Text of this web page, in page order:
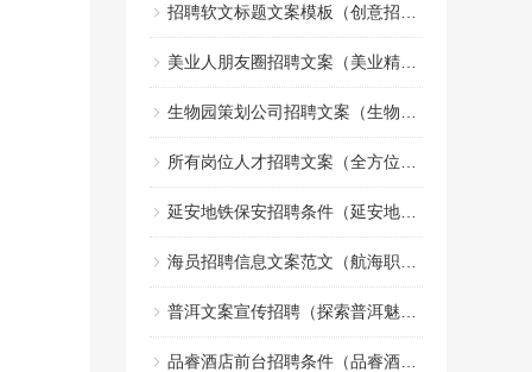
招聘软文标题文案模板（创意招聘文案标题设计指南）
美业人朋友圈招聘文案（美业精英招募令：共创美丽事业的朋友圈）
生物园策划公司招聘文案（生物园策划团队诚邀创意文案加入）
所有岗位人才招聘文案（全方位职位人才招募宣传文案）
延安地铁保安招聘条件（延安地铁安保人员招聘标准）
海员招聘信息文案范文（航海职业机会招募启事文案示例）
普洱文案宣传招聘（探索普洱魅力，诚邀创意宣传人才加盟）
品睿酒店前台招聘条件（品睿酒店前台岗位应聘要求）